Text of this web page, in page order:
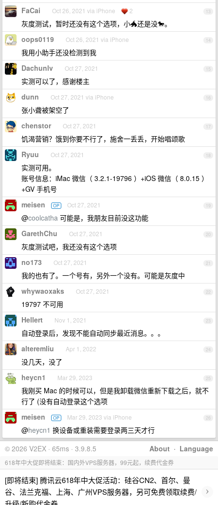
13
FaCai Oct 26, 2021 via iPhone 2
灰度测试，暂时还没有这个选项，小🐲还是没🐎。
14
oops0119 Oct 26, 2021 via iPhone
我用小助手还没检测到我
15
Dachunlv Oct 27, 2021
实测可以了，感谢楼主
16
dunn Oct 27, 2021 via iPhone
张小聋被架空了
17
chenstor Oct 27, 2021
饥渴营销？饿到你要不行了，施舍一丢丢，开始唱颂歌
18
Ryuu Oct 27, 2021
实测可用。
账号信息：iMac 微信（ 3.2.1-19796 ）+iOS 微信（ 8.0.15 ）
+GV 手机号
19
meisen OP Oct 27, 2021
@coolcatha 可能是，我朋友目前没这功能
20
GarethChu Oct 27, 2021
灰度测试吧，我还没有这个选项
21
no173 Oct 27, 2021
我的也有了。一个号有，另外一个没有。可能是灰度中
22
whywaoxaks Oct 27, 2021
19797 不可用
23
Hellert Nov 1, 2021
自动登录后，发现不能自动同步最近消息。。。
24
alteremliu Apr 1, 2022
没几天，没了
25
heycn1 Mar 29, 2023
我刚买 Mac 的时候可以，但是我卸载微信重新下载之后，就不
行了 (没有自动登录这个选项
26
meisen OP Mar 29, 2023 via iPhone
@heycn1 换设备或重装需要登录两三天才行
About · Language
© 2026 V2EX · 65ms · 3.9.8.5
618年中大促即将结束：国内外VPS服务器，99元起，续费代金券
[即将结束] 腾讯云618年中大促活动：硅谷CN2、首尔、曼
谷、法兰克福、上海、广州VPS服务器，另可免费领取续费/
›